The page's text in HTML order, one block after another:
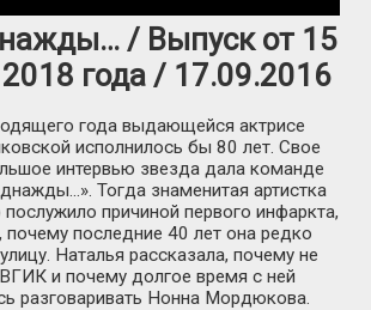
/ Выпуск от 15
года / 17.09.2016
года выдающейся актрисе
исполнилось бы 80 лет. Свое
интервью звезда дала команде
Тогда знаменитая артистка
послужило причиной первого инфаркта,
почему последние 40 лет она редко
Наталья рассказала, почему не
и почему долгое время с ней
разговаривать Нонна Мордюкова.